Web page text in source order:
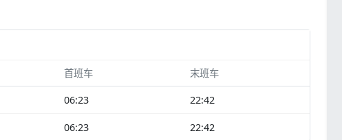
首班车 末班车
06:23 22:42
06:23 22:42